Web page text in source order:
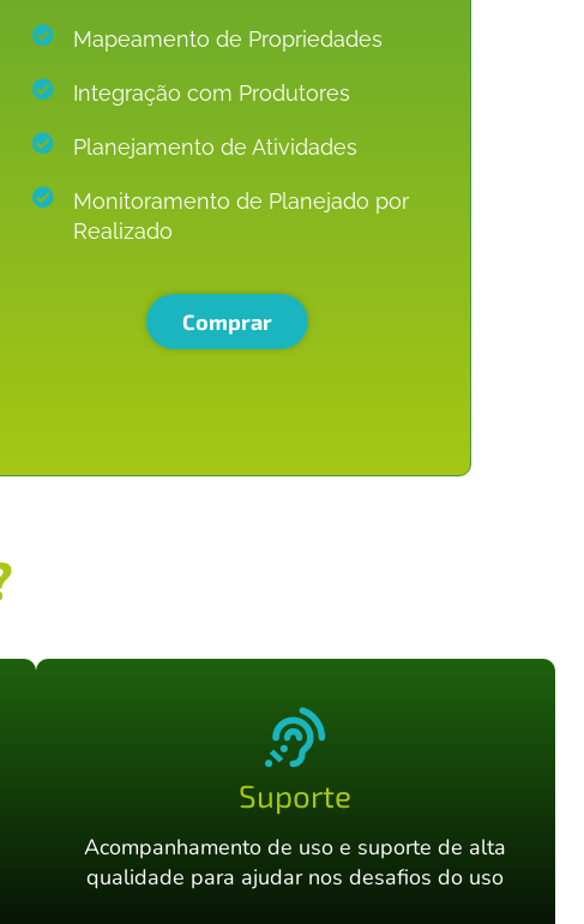
Mapeamento de Propriedades
Integração com Produtores
Planejamento de Atividades
Monitoramento de Planejado por
Realizado
Comprar
Suporte
Acompanhamento de uso e suporte de alta
qualidade para ajudar nos desafios do uso